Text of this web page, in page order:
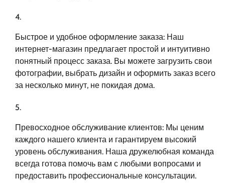
Быстрое и удобное оформление заказа: Наш
интернет-магазин предлагает простой и интуитивно
понятный процесс заказа. Вы можете загрузить свои
фотографии, выбрать дизайн и оформить заказ всего
за несколько минут, не покидая дома.
Превосходное обслуживание клиентов: Мы ценим
каждого нашего клиента и гарантируем высокий
уровень обслуживания. Наша дружелюбная команда
всегда готова помочь вам с любыми вопросами и
предоставить профессиональные консультации.